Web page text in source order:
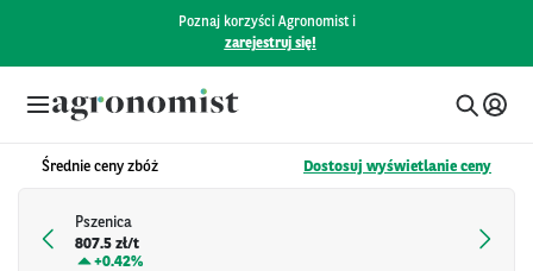
Poznaj korzyści Agronomist i
zarejestruj się!
Średnie ceny zbóż Dostosuj wyświetlanie ceny
Pszenica
807.5 zł/t
+0.42%